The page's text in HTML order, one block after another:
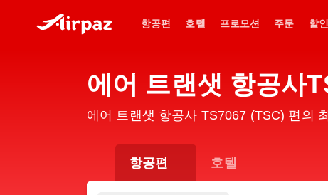
항공편 호텔 프로모션 주문 할인
에어 트랜샛 항공사
에어 트랜샛 항공사 TS7067 (TSC) 편의
항공편 호텔